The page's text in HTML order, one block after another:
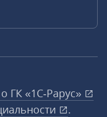
ГК «1С‑Рарус»
.